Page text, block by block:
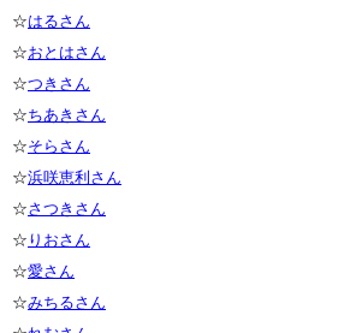
☆はるさん
☆おとはさん
☆つきさん
☆ちあきさん
☆そらさん
☆浜咲恵利さん
☆さつきさん
☆ りおさん
☆愛さん
☆みちるさん